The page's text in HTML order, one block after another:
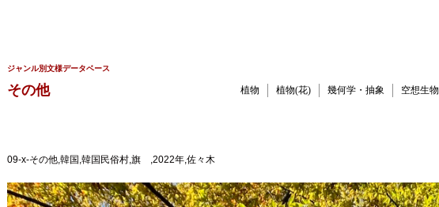
ジャンル別文様データベース
その他 植物 植物(花) 幾何学・抽象 空想生物
09-x-その他,韓国,韓国民俗村,旗 ,2022年,佐々木